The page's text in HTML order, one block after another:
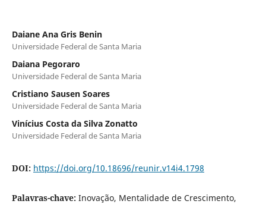
Daiane Ana Gris Benin
Universidade Federal de Santa Maria
Daiana Pegoraro
Universidade Federal de Santa Maria
Cristiano Sausen Soares
Universidade Federal de Santa Maria
Vinícius Costa da Silva Zonatto
Universidade Federal de Santa Maria
DOI: https://doi.org/10.18696/reunir.v14i4.1798
Palavras-chave: Inovação, Mentalidade de Crescimento,